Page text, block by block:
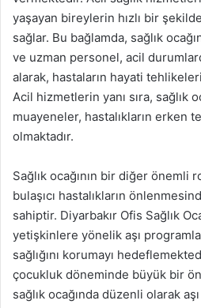
yaşayan bireylerin hızlı bir
sağlar. Bu bağlamda, sağlık
ve uzman personel, acil
alarak, hastaların hayati
Acil hizmetlerin yanı sıra, sağlık
muayeneler, hastalıkların erken
olmaktadır.
Sağlık ocağının bir diğer önemli
bulaşıcı hastalıkların
sahiptir. Diyarbakır Ofis Sağlık
yetişkinlere yönelik aşı
sağlığını korumayı
çocukluk döneminde büyük bir
sağlık ocağında düzenli olarak